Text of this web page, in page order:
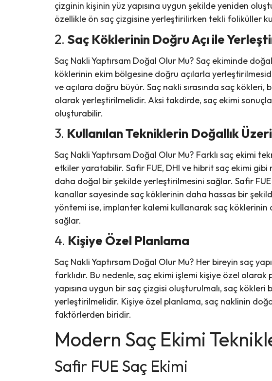
çizginin kişinin yüz yapısına uygun şekilde yeniden
özellikle ön saç çizgisine yerleştirilirken tekli foliküller
2. Saç Köklerinin Doğru Açı ile
Saç Nakli Yaptırsam Doğal Olur Mu? Saç ekiminde
köklerinin ekim bölgesine doğru açılarla
ve açılara doğru büyür. Saç nakli sırasında saç
olarak yerleştirilmelidir. Aksi takdirde, saç ekimi
oluşturabilir.
3. Kullanılan Tekniklerin Doğallık
Saç Nakli Yaptırsam Doğal Olur Mu? Farklı saç ekimi
etkiler yaratabilir. Safir FUE, DHI ve hibrit saç ekimi
daha doğal bir şekilde yerleştirilmesini sağlar. Safir
kanallar sayesinde saç köklerinin daha hassas bir
yöntemi ise, implanter kalemi kullanarak saç köklerinin
sağlar.
4. Kişiye Özel Planlama
Saç Nakli Yaptırsam Doğal Olur Mu? Her bireyin saç
farklıdır. Bu nedenle, saç ekimi işlemi kişiye özel olarak
yapısına uygun bir saç çizgisi oluşturulmalı, saç kökleri
yerleştirilmelidir. Kişiye özel planlama, saç naklinin
faktörlerden biridir.
Modern Saç Ekimi
Safir FUE Saç Ekimi